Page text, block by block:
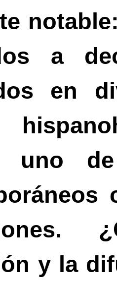
a
en
uno
y la